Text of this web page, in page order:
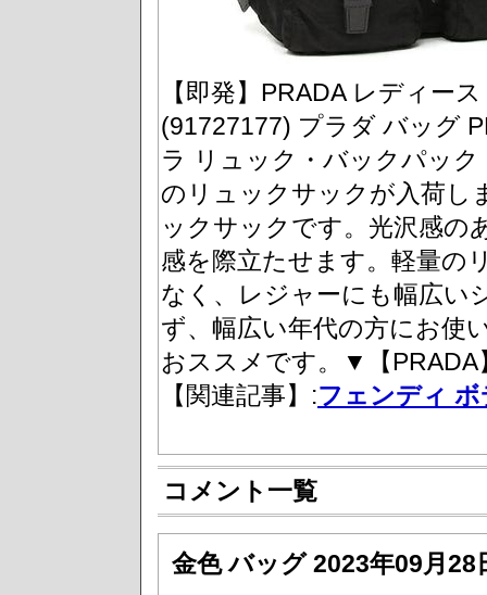
【即発】PRADA レディー
(91727177) プラダ バッグ
ラ リュック・バックパッ
のリュックサックが入荷
ックサックです。光沢感の
感を際立たせます。軽量の
なく、レジャーにも幅広い
ず、幅広い年代の方にお使
おススメです。▼【PRADA
【関連記事】:フェンディ
コメント一覧
金色 バッグ2023年09月